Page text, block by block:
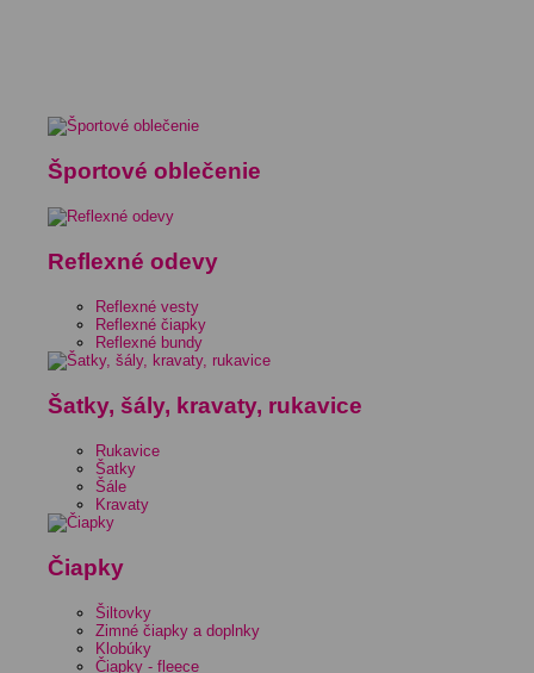
Športové oblečenie
Reflexné odevy
Reflexné vesty
Reflexné čiapky
Reflexné bundy
Šatky, šály, kravaty, rukavice
Rukavice
Šatky
Šále
Kravaty
Čiapky
Šiltovky
Zimné čiapky a doplnky
Klobúky
Čiapky - fleece